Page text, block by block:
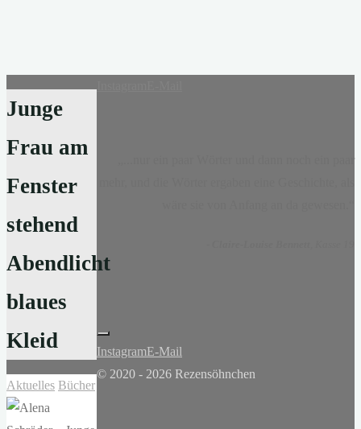
Junge
Frau am
Fenster
stehend
Abendlicht
blaues
Kleid
Aktuelles Bücher
InstagramE-Mail
© 2020 - 2026 Rezensöhnchen